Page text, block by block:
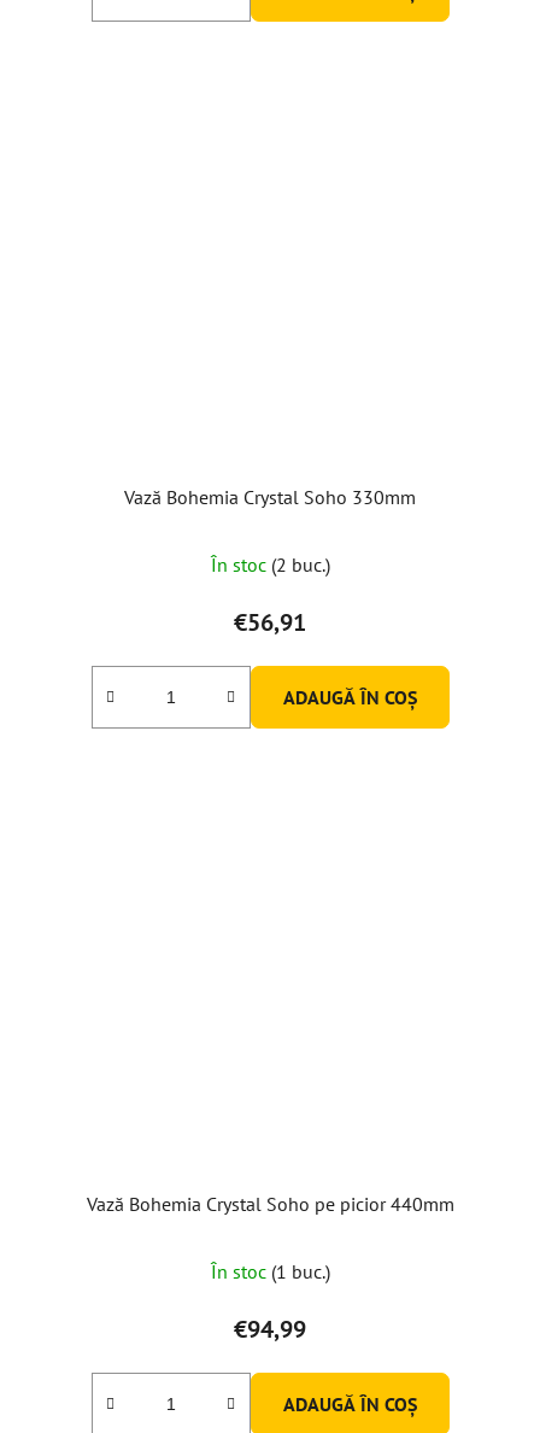
Vază Bohemia Crystal Soho 330mm
În stoc (2 buc.)
€56,91
ADAUGĂ ÎN COŞ
Vază Bohemia Crystal Soho pe picior 440mm
În stoc (1 buc.)
€94,99
ADAUGĂ ÎN COŞ